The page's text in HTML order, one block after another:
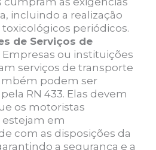
incluindo a realização
periódicos.
de Serviços de
Empresas ou instituições
serviços de transporte
podem ser
RN 433. Elas devem
os motoristas
em
com as disposições da
a segurança e a